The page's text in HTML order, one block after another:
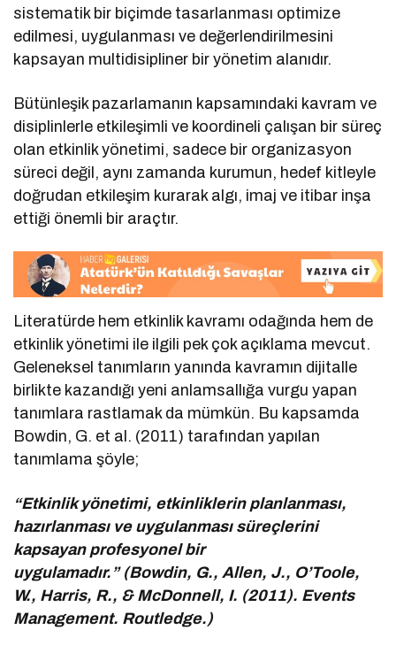
sistematik bir biçimde tasarlanması optimize
edilmesi, uygulanması ve değerlendirilmesini
kapsayan multidisipliner bir yönetim alanıdır.
Bütünleşik pazarlamanın kapsamındaki kavram ve
disiplinlerle etkileşimli ve koordineli çalışan bir süreç
olan etkinlik yönetimi, sadece bir organizasyon
süreci değil, aynı zamanda kurumun, hedef kitleyle
doğrudan etkileşim kurarak algı, imaj ve itibar inşa
ettiği önemli bir araçtır.
Literatürde hem etkinlik kavramı odağında hem de
etkinlik yönetimi ile ilgili pek çok açıklama mevcut.
Geleneksel tanımların yanında kavramın dijitalle
birlikte kazandığı yeni anlamsallığa vurgu yapan
tanımlara rastlamak da mümkün. Bu kapsamda
Bowdin, G. et al. (2011) tarafından yapılan
tanımlama şöyle;
“Etkinlik yönetimi, etkinliklerin planlanması,
hazırlanması ve uygulanması süreçlerini
kapsayan profesyonel bir
uygulamadır.” (Bowdin, G., Allen, J., O’Toole,
W., Harris, R., & McDonnell, I. (2011). Events
Management. Routledge.)